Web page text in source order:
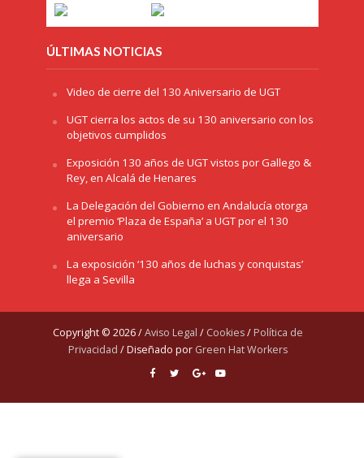
ÚLTIMAS NOTICIAS
Video de cierre del 130 Aniversario de UGT
UGT cierra los actos de su 130 aniversario con los
objetivos cumplidos
Exposición 130 años de UGT vistos por Gallego &
Rey, en Alcalá de Henares
La Delegación del Gobierno en Andalucía otorga
el premio ‘Plaza de España’ a UGT por el 130
aniversario
La exposición ‘130 años de luchas y conquistas’
llega a Sevilla
Copyright © 2026 /Aviso Legal / Cookies/ Política de
Privacidad / Diseñado por Green Hat Workers